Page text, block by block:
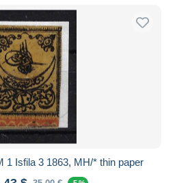
1 Isfila 3 1863, MH/* thin paper